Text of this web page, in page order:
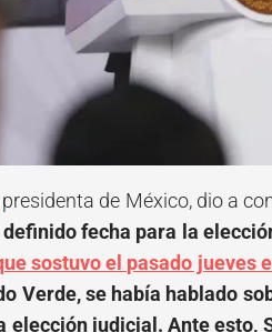
de México, dio a
definido fecha para la
sostuvo el pasado jueves
Verde, se había hablado
elección judicial. Ante esto,